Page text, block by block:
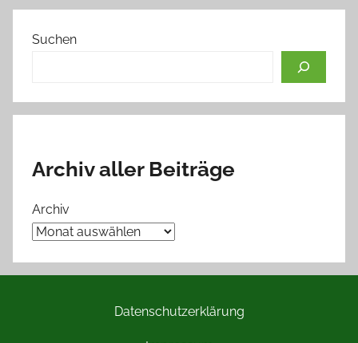
Suchen
Archiv aller Beiträge
Archiv
Datenschutzerklärung